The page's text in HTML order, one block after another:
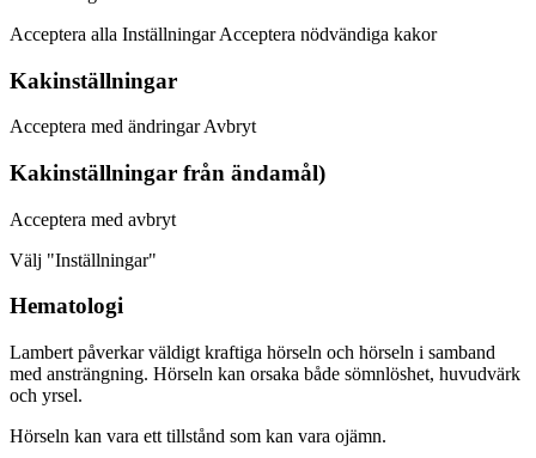
Acceptera alla Inställningar Acceptera nödvändiga kakor
Kakinställningar
Acceptera med ändringar Avbryt
Kakinställningar från ändamål)
Acceptera med avbryt
Välj "Inställningar"
Hematologi
Lambert påverkar väldigt kraftiga hörseln och hörseln i samband
med ansträngning. Hörseln kan orsaka både sömnlöshet, huvudvärk
och yrsel.
Hörseln kan vara ett tillstånd som kan vara ojämn.